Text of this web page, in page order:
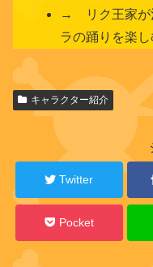
→ リク王家が
ラの踊りを楽し
関
連
ー
キャラクター紹介
Twitter
Pocket